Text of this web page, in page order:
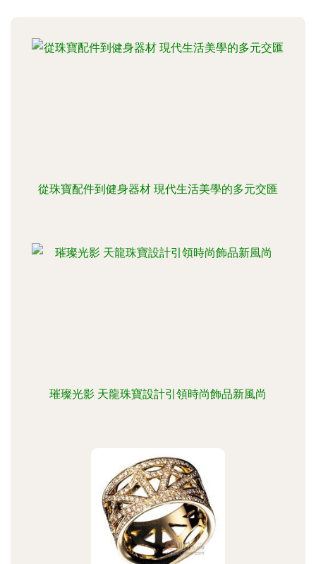
從珠寶配件到健身器材 現代生活美學的多元交匯
璀璨光影 天龍珠寶設計引領時尚飾品新風尚